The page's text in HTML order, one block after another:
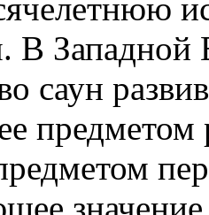
В Западной
саун